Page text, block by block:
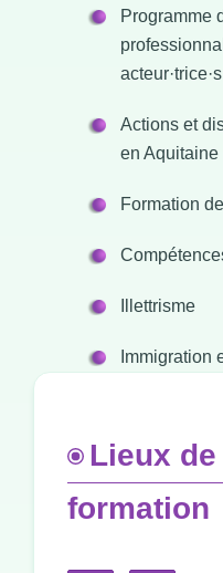
Programme
acteur·trice·s
Actions et
en Aquitaine
Formation
Illettrisme
Immigration
Lieux de
formation